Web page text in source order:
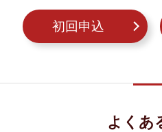
初回申込
よくあ